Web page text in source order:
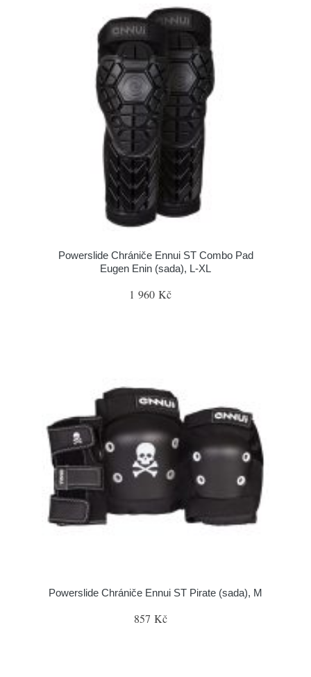
Powerslide Chrániče Ennui ST Combo Pad
Eugen Enin (sada), L-XL
1 960 Kč
Powerslide Chrániče Ennui ST Pirate (sada), M
857 Kč